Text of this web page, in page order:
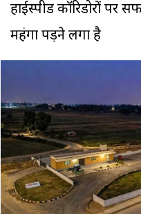
हाईस्पीड कॉरिडोरों पर
महंगा पड़ने लगा है